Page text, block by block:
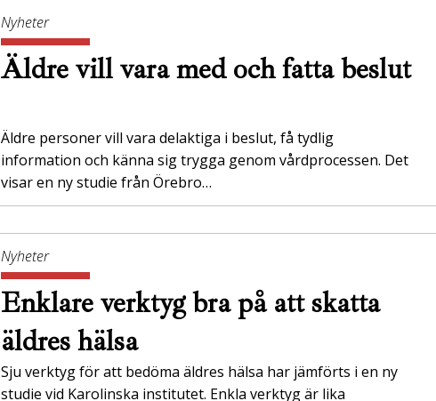
Nyheter
Äldre vill vara med och fatta beslut
Äldre personer vill vara delaktiga i beslut, få tydlig
information och känna sig trygga genom vårdprocessen. Det
visar en ny studie från Örebro…
Nyheter
Enklare verktyg bra på att skatta
äldres hälsa
Sju verktyg för att bedöma äldres hälsa har jämförts i en ny
studie vid Karolinska institutet. Enkla verktyg är lika